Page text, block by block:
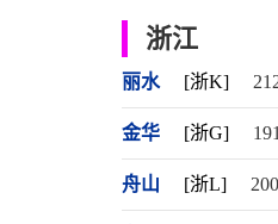
浙江
丽水 [浙K]
金华 [浙G]
舟山 [浙L]